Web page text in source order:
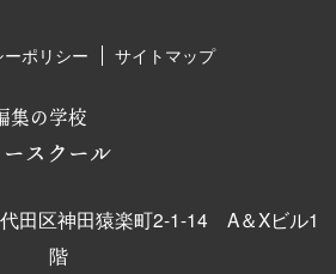
集の学校
スクール
田区神田猿楽町2-1-14 A＆Xビル1
階
ポリシー サイトマップ